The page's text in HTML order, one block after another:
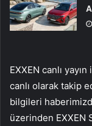
EXXEN canlı
canlı olarak takip
bilgileri
üzerinden EXXEN